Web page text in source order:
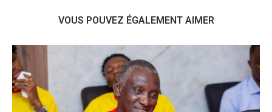
VOUS POUVEZ ÉGALEMENT AIMER